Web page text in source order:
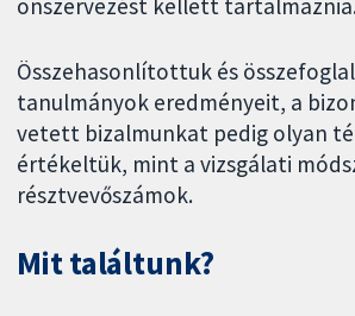
Összehasonlítottuk és
tanulmányok eredményeit, a
vetett bizalmunkat pedig olyan
értékeltük, mint a vizsgálati
résztvevőszámok.
Mit találtunk?